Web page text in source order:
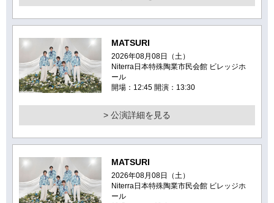
MATSURI
2026年08月08日（土）
Niterra日本特殊陶業市民会館 ビレッジホ
ール
開場：12:45 開演：13:30
> 公演詳細を見る
MATSURI
2026年08月08日（土）
Niterra日本特殊陶業市民会館 ビレッジホ
ール